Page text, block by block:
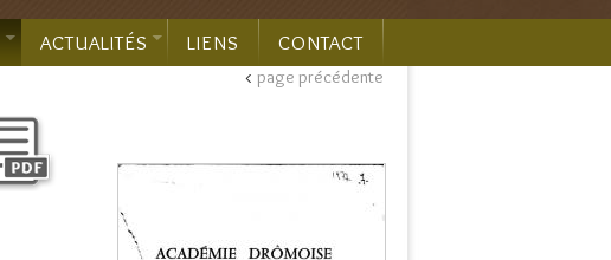
ACTUALITÉS LIENS CONTACT
< page précédente